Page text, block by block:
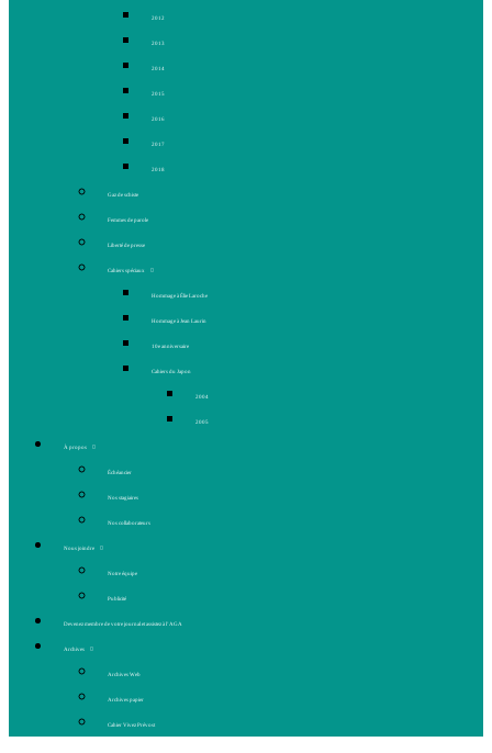
2012
2013
2014
2015
2016
2017
2018
Gaz de schiste
Femmes de parole
Liberté de presse
Cahiers spéciaux
Hommage à Élie Laroche
Hommage à Jean Laurin
10e anniversaire
Cahiers du Japon
2004
2005
À propos
Échéancier
Nos stagiaires
Nos collaborateurs
Nous joindre
Notre équipe
Publicité
Devenez membre de votre journal et assistez à l’AGA
Archives
Archives Web
Archives papier
Cahier Vivez Prévost